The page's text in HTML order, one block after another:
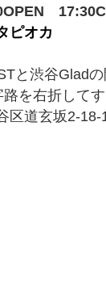
ピオカ
と渋谷Glad
を右折してす
区道玄坂2-18-